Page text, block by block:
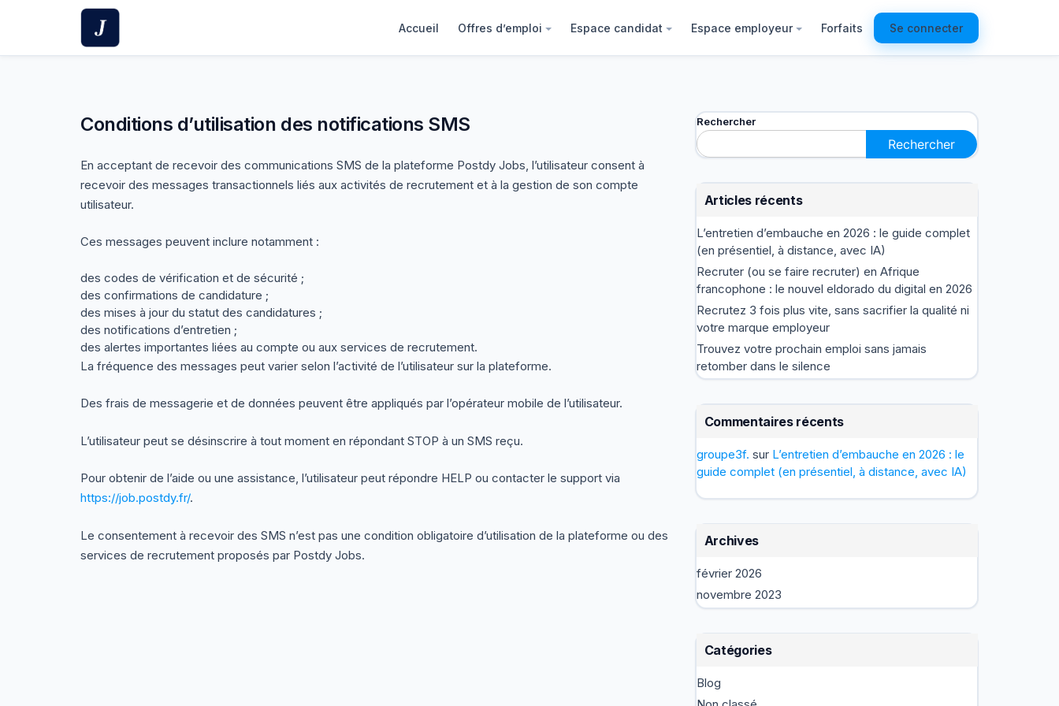
Accueil Offres d’emploi Espace candidat Espace employeur Forfaits Se connecter
Conditions d’utilisation des notifications SMS
En acceptant de recevoir des communications SMS de la plateforme Postdy Jobs, l’utilisateur consent à
recevoir des messages transactionnels liés aux activités de recrutement et à la gestion de son compte
utilisateur.
Ces messages peuvent inclure notamment :
des codes de vérification et de sécurité ;
des confirmations de candidature ;
des mises à jour du statut des candidatures ;
des notifications d’entretien ;
des alertes importantes liées au compte ou aux services de recrutement.
La fréquence des messages peut varier selon l’activité de l’utilisateur sur la plateforme.
Des frais de messagerie et de données peuvent être appliqués par l’opérateur mobile de l’utilisateur.
L’utilisateur peut se désinscrire à tout moment en répondant STOP à un SMS reçu.
Pour obtenir de l’aide ou une assistance, l’utilisateur peut répondre HELP ou contacter le support via
https://job.postdy.fr/.
Le consentement à recevoir des SMS n’est pas une condition obligatoire d’utilisation de la plateforme ou des
services de recrutement proposés par Postdy Jobs.
Rechercher
Rechercher
Articles récents
L’entretien d’embauche en 2026 : le guide complet
(en présentiel, à distance, avec IA)
Recruter (ou se faire recruter) en Afrique
francophone : le nouvel eldorado du digital en 2026
Recrutez 3 fois plus vite, sans sacrifier la qualité ni
votre marque employeur
Trouvez votre prochain emploi sans jamais
retomber dans le silence
Commentaires récents
groupe3f. sur L’entretien d’embauche en 2026 : le
guide complet (en présentiel, à distance, avec IA)
Archives
février 2026
novembre 2023
Catégories
Blog